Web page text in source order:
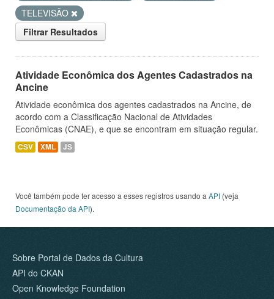
TELEVISÃO
Filtrar Resultados
Atividade Econômica dos Agentes Cadastrados na
Ancine
Atividade econômica dos agentes cadastrados na Ancine, de
acordo com a Classificação Nacional de Atividades
Econômicas (CNAE), e que se encontram em situação regular.
CSV XML JS
Você também pode ter acesso a esses registros usando a API (veja
Documentação da API).
Sobre Portal de Dados da Cultura
API do CKAN
Open Knowledge Foundation